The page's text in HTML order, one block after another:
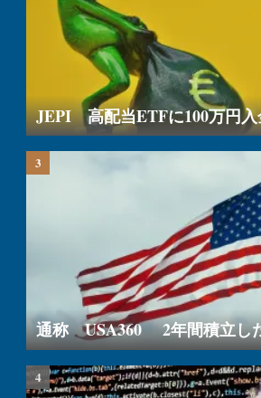
JEPI 高配当ETFに100万円入
通称 USA360 2年間積立し